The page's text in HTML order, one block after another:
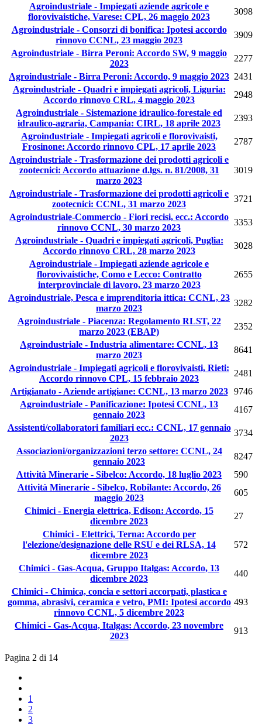
Agroindustriale - Impiegati aziende agricole e
florovivaistiche, Varese: CPL, 26 maggio 2023
3098
Agroindustriale - Consorzi di bonifica: Ipotesi accordo
rinnovo CCNL, 23 maggio 2023
3909
Agroindustriale - Birra Peroni: Accordo SW, 9 maggio
2023
2277
Agroindustriale - Birra Peroni: Accordo, 9 maggio 2023 2431
Agroindustriale - Quadri e impiegati agricoli, Liguria:
Accordo rinnovo CRL, 4 maggio 2023
2948
Agroindustriale - Sistemazione idraulico-forestale ed
idraulico-agraria, Campania: CIRL, 18 aprile 2023
2393
Agroindustriale - Impiegati agricoli e florovivaisti,
Frosinone: Accordo rinnovo CPL, 17 aprile 2023
2787
Agroindustriale - Trasformazione dei prodotti agricoli e
zootecnici: Accordo attuazione d.lgs. n. 81/2008, 31
marzo 2023
3019
Agroindustriale - Trasformazione dei prodotti agricoli e
zootecnici: CCNL, 31 marzo 2023
3721
Agroindustriale-Commercio - Fiori recisi, ecc.: Accordo
rinnovo CCNL, 30 marzo 2023
3353
Agroindustriale - Quadri e impiegati agricoli, Puglia:
Accordo rinnovo CRL, 28 marzo 2023
3028
Agroindustriale - Impiegati aziende agricole e
florovivaistiche, Como e Lecco: Contratto
interprovinciale di lavoro, 23 marzo 2023
2655
Agroindustriale, Pesca e imprenditoria ittica: CCNL, 23
marzo 2023
3282
Agroindustriale - Piacenza: Regolamento RLST, 22
marzo 2023 (EBAP)
2352
Agroindustriale - Industria alimentare: CCNL, 13
marzo 2023
8641
Agroindustriale - Impiegati agricoli e florovivaisti, Rieti:
Accordo rinnovo CPL, 15 febbraio 2023
2481
Artigianato - Aziende artigiane: CCNL, 13 marzo 2023
9746
Agroindustriale - Panificazione: Ipotesi CCNL, 13
gennaio 2023
4167
Assistenti/collaboratori familiari ecc.: CCNL, 17 gennaio
2023
3734
Associazioni/organizzazioni terzo settore: CCNL, 24
gennaio 2023
8247
Attività Minerarie - Sibelco: Accordo, 18 luglio 2023
590
Attività Minerarie - Sibelco, Robilante: Accordo, 26
maggio 2023
605
Chimici - Energia elettrica, Edison: Accordo, 15
dicembre 2023
27
Chimici - Elettrici, Terna: Accordo per
l'elezione/designazione delle RSU e dei RLSA, 14
dicembre 2023
572
Chimici - Gas-Acqua, Gruppo Italgas: Accordo, 13
dicembre 2023
440
Chimici - Chimica, concia e settori accorpati, plastica e
gomma, abrasivi, ceramica e vetro, PMI: Ipotesi accordo
rinnovo CCNL, 5 dicembre 2023
493
Chimici - Gas-Acqua, Italgas: Accordo, 23 novembre
2023
913
Pagina 2 di 14
1
2
3